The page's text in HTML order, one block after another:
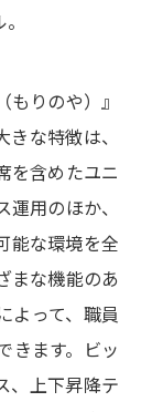
りのや）』
な特徴は、
を含めたユニ
用のほか、
能な環境を全
まな機能のあ
よって、職員
きます。ビッ
、上下昇降テ